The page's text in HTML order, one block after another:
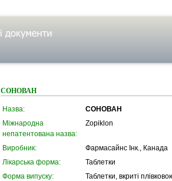
СОНОВАН
Назва:
СОНОВАН
Міжнародна
непатентована назва:
Zopiklon
Виробник:
Фармасайнс Інк., Канада
Лікарська форма:
Таблетки
Форма випуску:
Таблетки, вкриті